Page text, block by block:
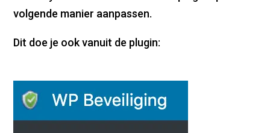
volgende manier aanpassen.
Dit doe je ook vanuit de plugin: